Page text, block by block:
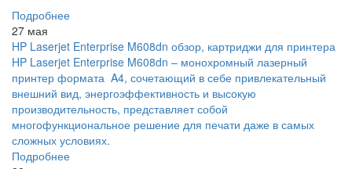
Подробнее
27 мая
HP Laserjet Enterprise M608dn обзор, картриджи для принтера
HP Laserjet Enterprise M608dn – монохромный лазерный
принтер формата A4, сочетающий в себе привлекательный
внешний вид, энергоэффективность и высокую
производительность, представляет собой
многофункциональное решение для печати даже в самых
сложных условиях.
Подробнее